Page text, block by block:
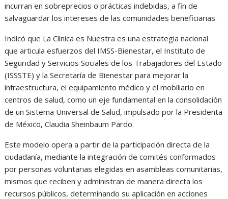
incurran en sobreprecios o prácticas indebidas, a fin de
salvaguardar los intereses de las comunidades beneficiarias.
Indicó que La Clínica es Nuestra es una estrategia nacional
que articula esfuerzos del IMSS-Bienestar, el Instituto de
Seguridad y Servicios Sociales de los Trabajadores del Estado
(ISSSTE) y la Secretaría de Bienestar para mejorar la
infraestructura, el equipamiento médico y el mobiliario en
centros de salud, como un eje fundamental en la consolidación
de un Sistema Universal de Salud, impulsado por la Presidenta
de México, Claudia Sheinbaum Pardo.
Este modelo opera a partir de la participación directa de la
ciudadanía, mediante la integración de comités conformados
por personas voluntarias elegidas en asambleas comunitarias,
mismos que reciben y administran de manera directa los
recursos públicos, determinando su aplicación en acciones